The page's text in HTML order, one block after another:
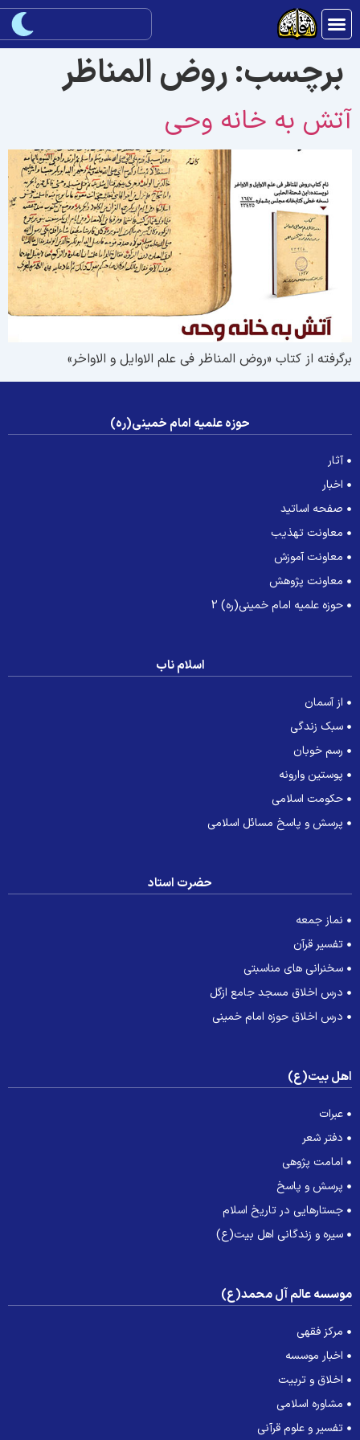
برچسب:روض المناظر
به خانه وحی
از کتاب «روض المناظر فی علم الاوایل و الاواخر»
حوزه علمیه امام خمینی(ره)
آثار
اخبار
صفحه اساتید
معاونت تهذیب
معاونت آموزش
معاونت پژوهش
حوزه علمیه امام خمینی(ره) 2
اسلام ناب
از آسمان
سبک زندگی
رسم خوبان
پوستین وارونه
حکومت اسلامی
پرسش و پاسخ مسائل اسلامی
حضرت استاد
نماز جمعه
تفسیر قرآن
سخنرانی های مناسبتی
درس اخلاق مسجد جامع ازگل
درس اخلاق حوزه امام خمینی
بیت(ع)
عبرات
دفتر شعر
امامت پژوهی
پرسش و پاسخ
جستارهایی در تاریخ اسلام
سیره و زندگانی اهل بیت(ع)
عالم آل محمد(ع)
مرکز فقهی
اخبار موسسه
اخلاق و تربیت
مشاوره اسلامی
تفسیر و علوم قرآنی